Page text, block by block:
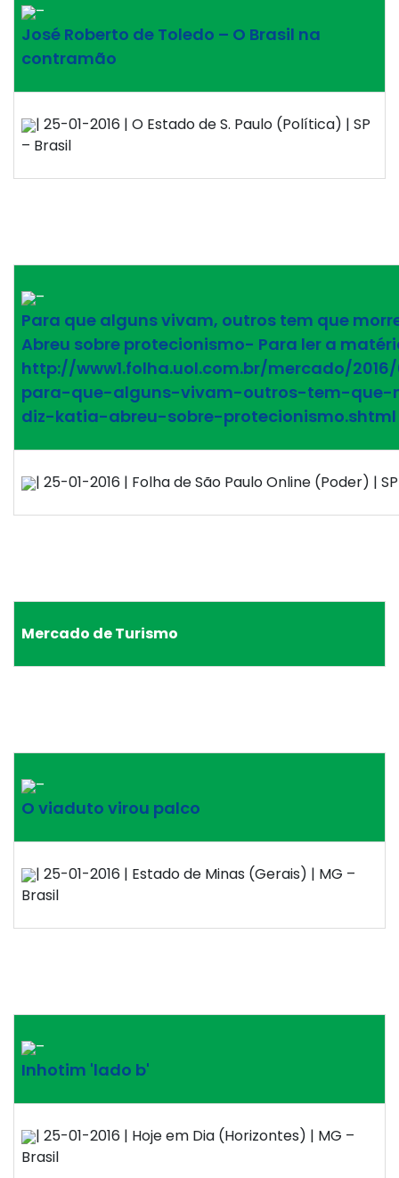
–
José Roberto de Toledo – O Brasil na
contramão
| 25-01-2016 | O Estado de S. Paulo (Política) | SP
– Brasil
–
Para que alguns vivam, outros tem que
Abreu sobre protecionismo- Para ler a
http://www1.folha.uol.com.br/mercado/2016/
para-que-alguns-vivam-outros-tem-que-
diz-katia-abreu-sobre-protecionismo.shtml
| 25-01-2016 | Folha de São Paulo Online (Poder) |
Mercado de Turismo
–
O viaduto virou palco
| 25-01-2016 | Estado de Minas (Gerais) | MG –
Brasil
–
Inhotim 'lado b'
| 25-01-2016 | Hoje em Dia (Horizontes) | MG –
Brasil